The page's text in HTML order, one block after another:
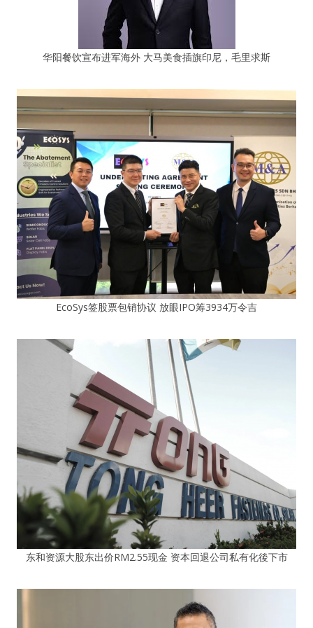
华阳餐饮宣布进军海外 大马美食插旗印尼，毛里求斯
EcoSys签股票包销协议 放眼IPO筹3934万令吉
东和资源大股东出价RM2.55现金 资本回退公司私有化後下市